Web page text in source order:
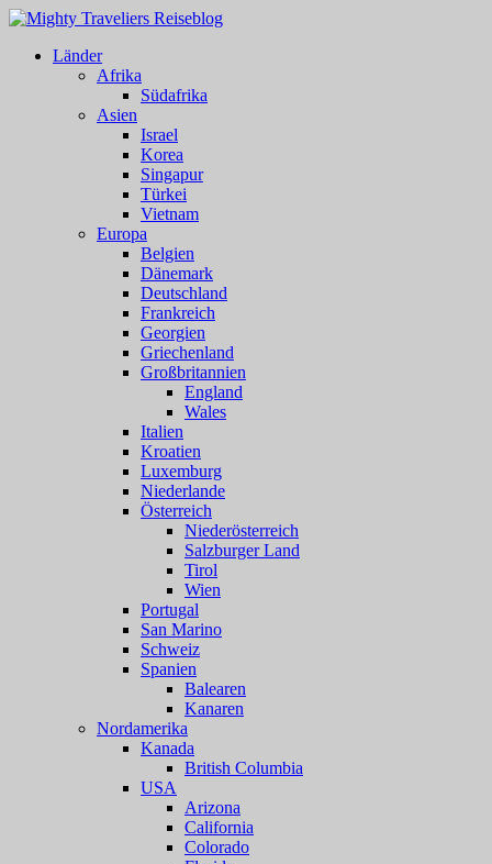
Länder
Afrika
Südafrika
Asien
Israel
Korea
Singapur
Türkei
Vietnam
Europa
Belgien
Dänemark
Deutschland
Frankreich
Georgien
Griechenland
Großbritannien
England
Wales
Italien
Kroatien
Luxemburg
Niederlande
Österreich
Niederösterreich
Salzburger Land
Tirol
Wien
Portugal
San Marino
Schweiz
Spanien
Balearen
Kanaren
Nordamerika
Kanada
British Columbia
USA
Arizona
California
Colorado